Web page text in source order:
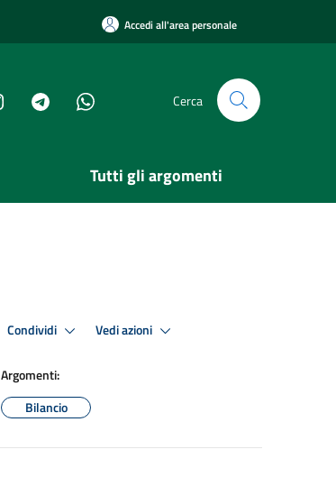
Accedi all'area personale
Cerca
Tutti gli argomenti
Condividi Vedi azioni
Argomenti:
Bilancio